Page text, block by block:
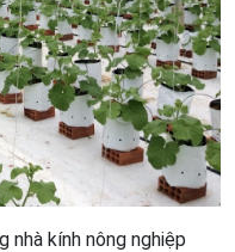
nhà kính nông nghiệp